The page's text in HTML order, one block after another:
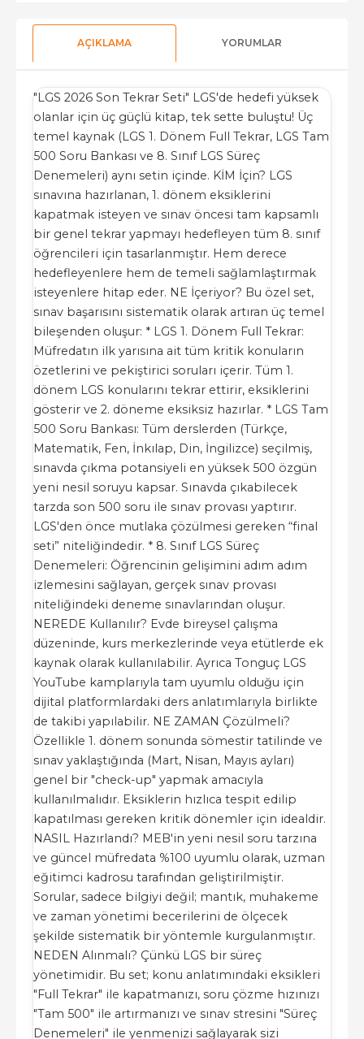
AÇIKLAMA YORUMLAR
"LGS 2026 Son Tekrar Seti" LGS'de hedefi yüksek
olanlar için üç güçlü kitap, tek sette buluştu! Üç
temel kaynak (LGS 1. Dönem Full Tekrar, LGS Tam
500 Soru Bankası ve 8. Sınıf LGS Süreç
Denemeleri) aynı setin içinde. KİM İçin? LGS
sınavına hazırlanan, 1. dönem eksiklerini
kapatmak isteyen ve sınav öncesi tam kapsamlı
bir genel tekrar yapmayı hedefleyen tüm 8. sınıf
öğrencileri için tasarlanmıştır. Hem derece
hedefleyenlere hem de temeli sağlamlaştırmak
isteyenlere hitap eder. NE İçeriyor? Bu özel set,
sınav başarısını sistematik olarak artıran üç temel
bileşenden oluşur: * LGS 1. Dönem Full Tekrar:
Müfredatın ilk yarısına ait tüm kritik konuların
özetlerini ve pekiştirici soruları içerir. Tüm 1.
dönem LGS konularını tekrar ettirir, eksiklerini
gösterir ve 2. döneme eksiksiz hazırlar. * LGS Tam
500 Soru Bankası: Tüm derslerden (Türkçe,
Matematik, Fen, İnkılap, Din, İngilizce) seçilmiş,
sınavda çıkma potansiyeli en yüksek 500 özgün
yeni nesil soruyu kapsar. Sınavda çıkabilecek
tarzda son 500 soru ile sınav provası yaptırır.
LGS'den önce mutlaka çözülmesi gereken “final
seti” niteliğindedir. * 8. Sınıf LGS Süreç
Denemeleri: Öğrencinin gelişimini adım adım
izlemesini sağlayan, gerçek sınav provası
niteliğindeki deneme sınavlarından oluşur.
NEREDE Kullanılır? Evde bireysel çalışma
düzeninde, kurs merkezlerinde veya etütlerde ek
kaynak olarak kullanılabilir. Ayrıca Tonguç LGS
YouTube kamplarıyla tam uyumlu olduğu için
dijital platformlardaki ders anlatımlarıyla birlikte
de takibi yapılabilir. NE ZAMAN Çözülmeli?
Özellikle 1. dönem sonunda sömestir tatilinde ve
sınav yaklaştığında (Mart, Nisan, Mayıs ayları)
genel bir "check-up" yapmak amacıyla
kullanılmalıdır. Eksiklerin hızlıca tespit edilip
kapatılması gereken kritik dönemler için idealdir.
NASIL Hazırlandı? MEB'in yeni nesil soru tarzına
ve güncel müfredata %100 uyumlu olarak, uzman
eğitimci kadrosu tarafından geliştirilmiştir.
Sorular, sadece bilgiyi değil; mantık, muhakeme
ve zaman yönetimi becerilerini de ölçecek
şekilde sistematik bir yöntemle kurgulanmıştır.
NEDEN Alınmalı? Çünkü LGS bir süreç
yönetimidir. Bu set; konu anlatımındaki eksikleri
"Full Tekrar" ile kapatmanızı, soru çözme hızınızı
"Tam 500" ile artırmanızı ve sınav stresini "Süreç
Denemeleri" ile yenmenizi sağlayarak sizi